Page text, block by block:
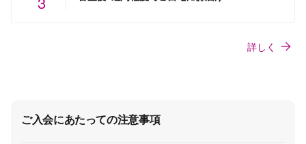
詳しく
ご入会にあたっての注意事項